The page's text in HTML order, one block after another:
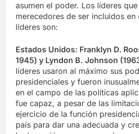
asumen el poder. Los líderes
merecedores de ser incluidos
líderes son:
Estados Unidos: Franklyn D.
1945) y Lyndon B. Johnson
líderes usaron al máximo sus
presidenciales y fueron
en el campo de las políticas
fue capaz, a pesar de las
ejercicio de la función
país para dar una adecuada y